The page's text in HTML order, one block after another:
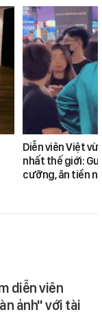
Diễn viên Việt
nhất thế giới:
cưỡng, ăn tiền
diễn viên
ảnh" với tài